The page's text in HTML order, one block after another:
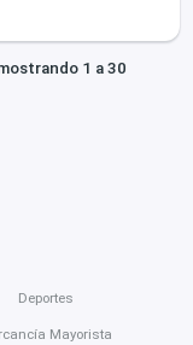
1 a 30
Deportes
Mayorista